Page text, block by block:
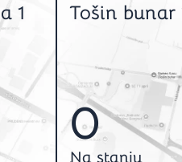
Kocke
Stripovi
1 Tošin bunar
0
Na stanju